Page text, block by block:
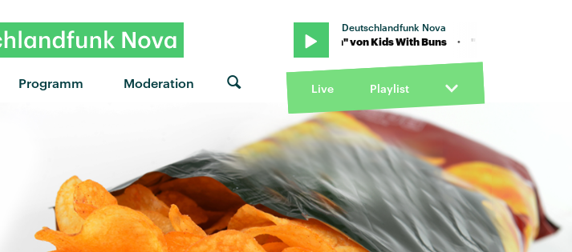
Programm Moderation
Deutschlandfunk Nova
"car crash" von Kids With Buns · "car crash" von Kids With Buns · "car crash" von Kids With Buns
Live Playlist